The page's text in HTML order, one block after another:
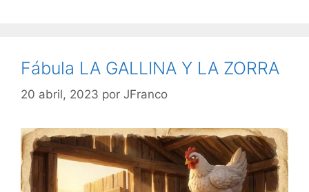
Fábula LA GALLINA Y LA ZORRA
20 abril, 2023 por JFranco